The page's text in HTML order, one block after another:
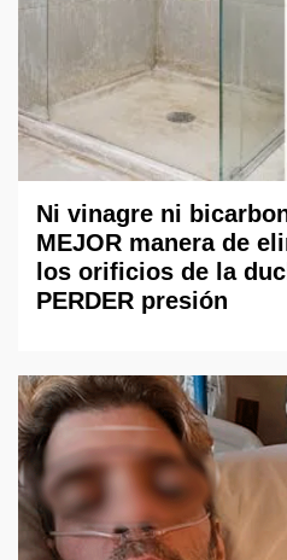
Ni vinagre ni
MEJOR manera de
los orificios de la
PERDER presión